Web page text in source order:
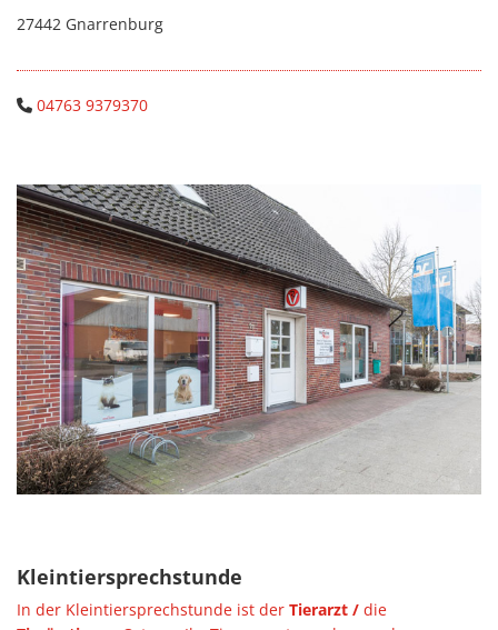
27442 Gnarrenburg
 04763 9379370
Klein­tier­sprech­stun­de
In der Klein­tier­sprech­stun­de ist der Tier­arzt / die